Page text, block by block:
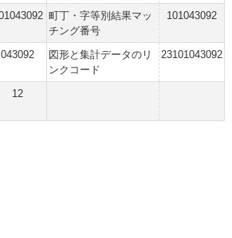
町丁・字等別結果マッ
チング番号
101043092
043092
図形と集計データのリ
ンクコード
23101043092
12